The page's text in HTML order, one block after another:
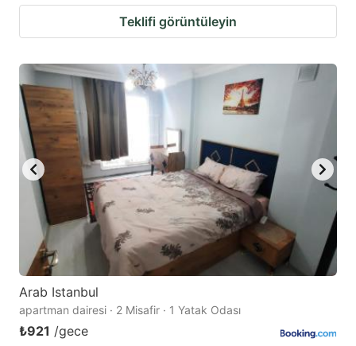
Teklifi görüntüleyin
Arab Istanbul
apartman dairesi · 2 Misafir · 1 Yatak Odası
₺921 /gece